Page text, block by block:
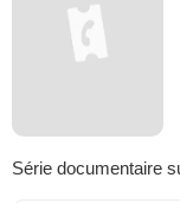
Série documentaire